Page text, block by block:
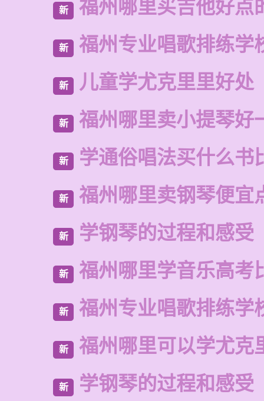
新 福州哪里买吉他好点
新 福州专业唱歌排练学
新 儿童学尤克里里好处
新 福州哪里卖小提琴好
新 学通俗唱法买什么书
新 福州哪里卖钢琴便宜
新 学钢琴的过程和感受
新 福州哪里学音乐高考
新 福州专业唱歌排练学
新 福州哪里可以学尤克
新 学钢琴的过程和感受